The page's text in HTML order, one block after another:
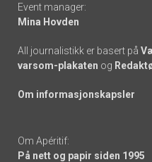
Event manager:
Mina Hovden
All journalistikk er basert på
varsom-plakaten og
Om informasjonskapsler
Om Apéritif:
På nett og papir siden 1995